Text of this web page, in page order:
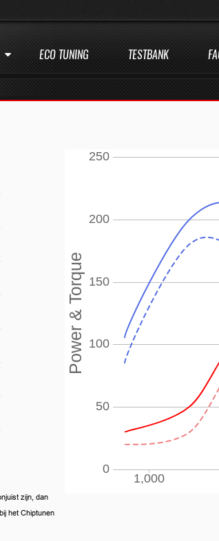
ECO TUNING TESTBANK
zijn, dan
het Chiptunen